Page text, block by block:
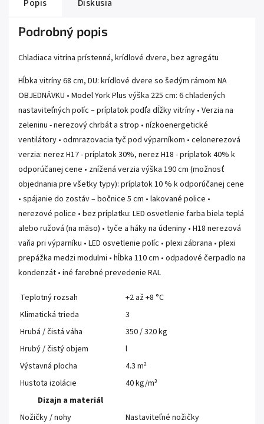
Popis Diskusia
Podrobný popis
Chladiaca vitrína prístenná, krídlové dvere, bez agregátu
Hĺbka vitríny 68 cm, DU: krídlové dvere so šedým rámom NA
OBJEDNÁVKU • Model York Plus výška 225 cm: 6 chladených
nastaviteľných políc – príplatok podľa dĺžky vitríny • Verzia na
zeleninu - nerezový chrbát a strop • nízkoenergetické
ventilátory • odmrazovacia tyč pod výparníkom • celonerezová
verzia: nerez H17 - príplatok 30%, nerez H18 - príplatok 40% k
odporúčanej cene • znížená verzia výška 190 cm (možnosť
objednania pre všetky typy): príplatok 10 % k odporúčanej cene
• spájanie do zostáv – bočnice 5 cm • lakované police •
nerezové police • bez príplatku: LED osvetlenie farba biela teplá
alebo ružová (na mäso) • tyče a háky na údeniny • H18 nerezová
vaňa pri výparníku • LED osvetlenie políc • plexi zábrana • plexi
prepážka medzi modulmi • hĺbka 110 cm • odpadové čerpadlo na
kondenzát • iné farebné prevedenie RAL
Teplotný rozsah
+2 až +8 °C
Klimatická trieda
3
Hrubá / čistá váha
350 / 320 kg
Hrubý / čistý objem
l
Výstavná plocha
4.3 m²
Hustota izolácie
40 kg/m³
Dizajn a materiál
Nožičky / nohy
Nastaviteľné nožičky